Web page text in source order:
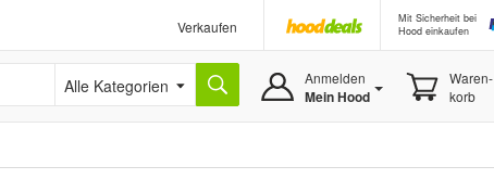
Verkaufen
Mit Sicherheit bei
Hood einkaufen
Alle Kategorien Anmelden
Mein Hood
Waren-
korb